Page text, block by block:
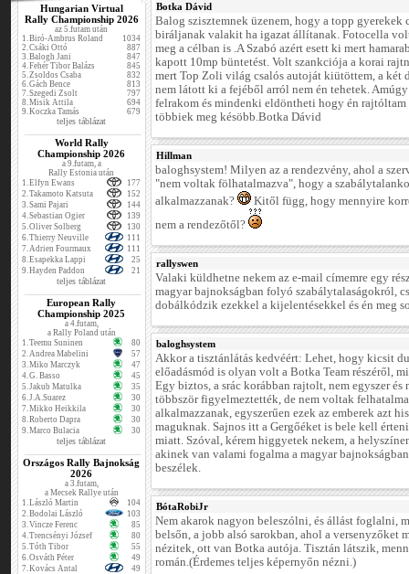
Hungarian Virtual
Rally Championship 2026
az 5.futam után
1.Biró-Ambrus Roland
1034
2.Csáki Ottó
887
3.Balogh Jani
847
4.Fehér Tibor Balázs
845
5.Zsoldos Csaba
832
6.Gách Bence
813
7.Szegedi Zsolt
797
8.Misik Attila
694
9.Koczka Tamás 679
teljes táblázat
World Rally
Championship 2026
a 9.futam, a
Rally Estonia után
1.Elfyn Ewans
177
2.Takamoto Katsuta
152
3.Sami Pajari
144
4.Sebastian Ogier
139
5.Oliver Solberg
130
6.Thierry Neuville
111
7.Adrien Fourmaux
111
8.Esapekka Lappi
25
9.Hayden Paddon 21
teljes táblázat
European Rally
Championship 2025
a 4.futam,
a Rally Poland után
1.Teemu Suninen
80
2.Andrea Mabelini
57
3.Miko Marczyk
47
4.G. Basso
45
5.Jakub Matulka
35
6.J.A.Suarez
30
7.Mikko Heikkila
30
8.Roberto Dapra
30
9.Marco Bulacia 30
teljes táblázat
Országos Rally Bajnokság
2026
a 3.futam,
a Mecsek Rallye után
1.László Martin
104
2.Bodolai László
103
3.Vincze Ferenc
85
4.Trencsényi József
80
5.Tóth Tibor
55
6.Osváth Péter
49
7.Kovács Antal
49
Botka Dávid
Balog szisztemnek üzenem, hogy a topp gyerekek
biráljanak valakit ha igazat állítanak. Fotocella
meg a célban is .A Szabó azért esett ki mert
kapott 10mp büntetést. Volt szankciója a korai
mert Top Zoli világ csalós autoját kiütöttem, a két
nem látott ki a fejéből arról nem én tehetek.
felrakom és mindenki eldöntheti hogy én rajtóltam
többiek meg késöbb.Botka Dávid
Hillman
baloghsystem! Milyen az a rendezvény, ahol a
"nem voltak fölhatalmazva", hogy a
alkalmazzanak?
Kitől függ, hogy mennyire
nem a rendezőtől?
rallyswen
Valaki küldhetne nekem az e-mail címemre egy
magyar bajnokságban folyó szabálytalaságokról,
dobálkódzik ezekkel a kijelentésekkel és én meg
baloghsystem
Akkor a tisztánlátás kedvéért: Lehet, hogy kicsit
előadásmód is olyan volt a Botka Team részéről,
Egy biztos, a srác korábban rajtolt, nem egyszer és
többször figyelmeztették, de nem voltak
alkalmazzanak, egyszerűen ezek az emberek azt
maguknak. Sajnos itt a Gergőéket is bele kell
miatt. Szóval, kérem higgyetek nekem, a
akinek van valami fogalma a magyar
beszélek.
BótaRobiJr
Nem akarok nagyon beleszólni, és állást foglalni,
belsőn, a jobb alsó sarokban, ahol a versenyzőket
nézitek, ott van Botka autója. Tisztán látszik,
román.(Érdemes teljes képernyőn nézni.)